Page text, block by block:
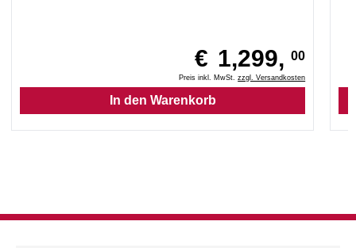
€ 1,299, 00
Preis inkl. MwSt.zzgl. Versandkosten